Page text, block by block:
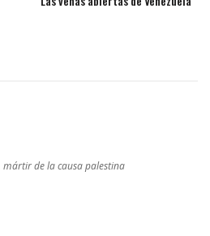
mártir de la causa palestina